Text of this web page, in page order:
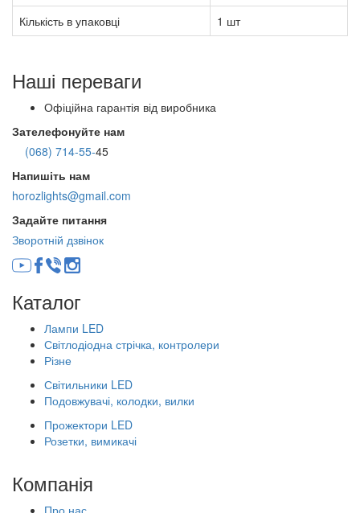
Кількість в упаковці
1 шт
Наші переваги
Офіційна гарантія від виробника
Зателефонуйте нам
(068) 714-55-45
Напишіть нам
horozlights@gmail.com
Задайте питання
Зворотній дзвінок
Каталог
Лампи LED
Світлодіодна стрічка, контролери
Різне
Світильники LED
Подовжувачі, колодки, вилки
Прожектори LED
Розетки, вимикачі
Компанія
Про нас